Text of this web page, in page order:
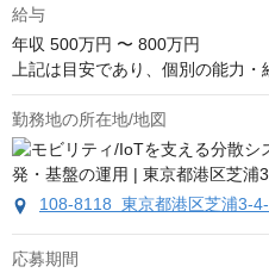
給与
年収 500万円 〜 800万円
上記は目安であり、個別の能力・
勤務地の所在地/地図
108-8118 東京都港区芝浦3-
応募期間